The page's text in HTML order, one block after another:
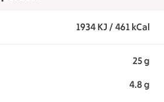
1934 KJ / 461 kCal
25 g
4.8 g